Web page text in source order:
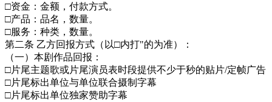
□资金：金额，付款方式。
□产品：品名，数量。
□服务：种类，数量。
第二条 乙方回报方式（以□内打"的为准）：
（一）本剧作品回报：
□片尾主题歌或片尾演员表时段提供不少于秒的贴片/定帧广告
□片尾标出单位与单位联合摄制字幕
□片尾标出单位独家赞助字幕